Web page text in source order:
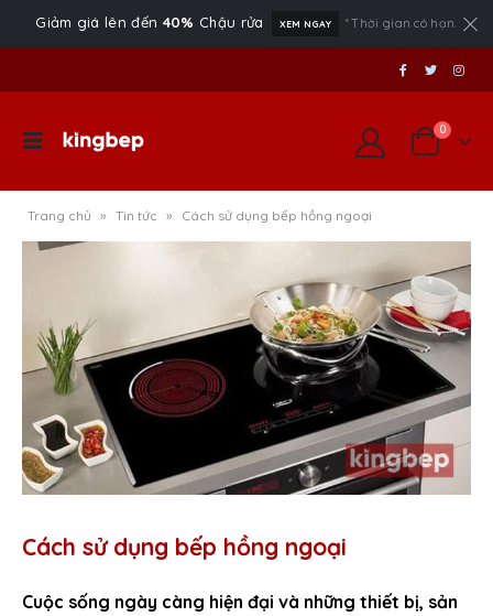
Giảm giá lên đến 40% Chậu rửa XEM NGAY * Thời gian có hạn.
0
Trang chủ » Tin tức » Cách sử dụng bếp hồng ngoại
Cách sử dụng bếp hồng ngoại
Cuộc sống ngày càng hiện đại và những thiết bị, sản
siêu nhanh
20/04/2023
23/04/2022
Một số lỗi hư hỏng thường
gặp của chậu rửa chén và
cách khắc phục
22/04/2022
Hà Nội, TP HCM uy tín,
Kinh nghiệm chọn chậu
bát inox phù hợp cho gia
22/04/2022